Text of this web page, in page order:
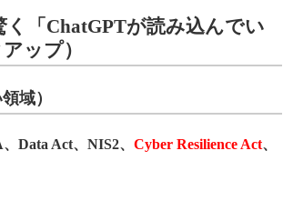
「ChatGPTが読み込んでい
ップ）
域）
Data Act、NIS2、 Cyber Resilience Act、